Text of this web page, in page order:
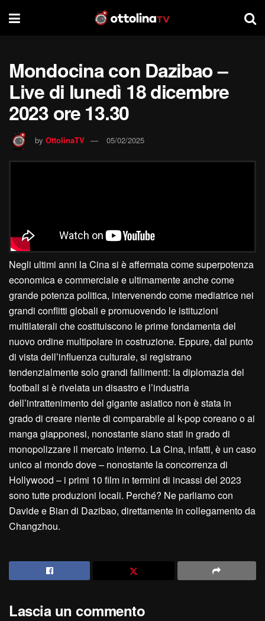
Mondocina con Dazibao –
Live di lunedì 18 dicembre
2023 ore 13.30
by OttolinaTV 05/02/2025
Negli ultimi anni la Cina si è affermata come superpotenza
economica e commerciale e ultimamente anche come
grande potenza politica, intervenendo come mediatrice nei
grandi conflitti globali e promuovendo le istituzioni
multilaterali che costituiscono le prime fondamenta del
nuovo ordine multipolare in costruzione. Eppure, dal punto
di vista dell’influenza culturale, si registrano
tendenzialmente solo grandi fallimenti: la diplomazia del
football si è rivelata un disastro e l’industria
dell’intrattenimento del gigante asiatico non è stata in
grado di creare niente di comparabile al k-pop coreano o ai
manga giapponesi, nonostante siano stati in grado di
monopolizzare il mercato interno. La Cina, infatti, è un caso
unico al mondo dove – nonostante la concorrenza di
Hollywood – i primi 10 film in termini di incassi del 2023
sono tutte produzioni locali. Perché? Ne parliamo con
Davide e Bian di Dazibao, direttamente in collegamento da
Changzhou.
Lascia un commento